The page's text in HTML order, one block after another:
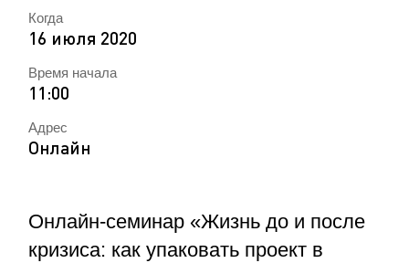
Онлайн-семинар «Жизнь до и после
кризиса: как упаковать проект в
Когда
16 июля 2020
Время начала
11:00
Адрес
Онлайн